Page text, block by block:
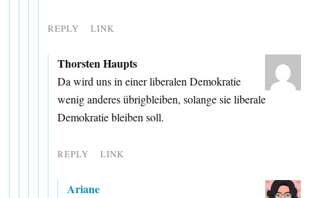
REPLY LINK
Thorsten Haupts
Da wird uns in einer liberalen Demokratie
wenig anderes übrigbleiben, solange sie liberale
Demokratie bleiben soll.
REPLY LINK
Ariane